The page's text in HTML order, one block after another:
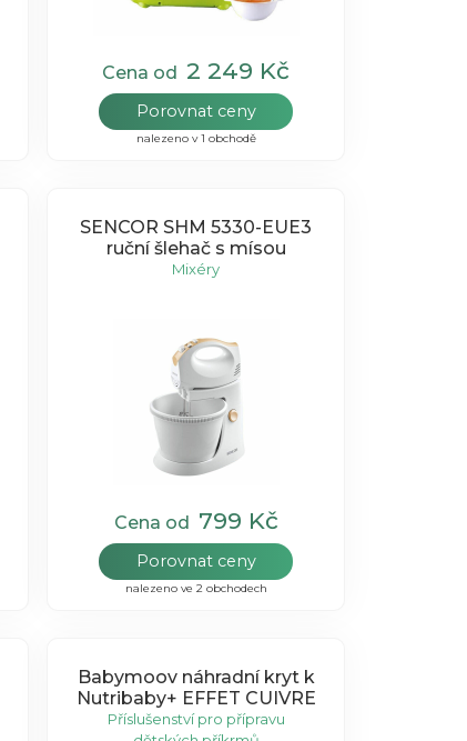
Cena od 2 249 Kč
Porovnat ceny
nalezeno v 1 obchodě
SENCOR SHM 5330-EUE3
ruční šlehač s mísou
Mixéry
Cena od 799 Kč
Porovnat ceny
nalezeno ve 2 obchodech
Babymoov náhradní kryt k
Nutribaby+ EFFET CUIVRE
Příslušenství pro přípravu